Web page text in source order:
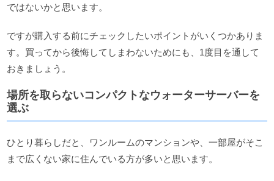
ではないかと思います。
ですが購入する前にチェックしたいポイントがいくつかありま
す。買ってから後悔してしまわないためにも、1度目を通して
おきましょう。
場所を取らないコンパクトなウォーターサーバーを
選ぶ
ひとり暮らしだと、ワンルームのマンションや、一部屋がそこ
まで広くない家に住んでいる方が多いと思います。